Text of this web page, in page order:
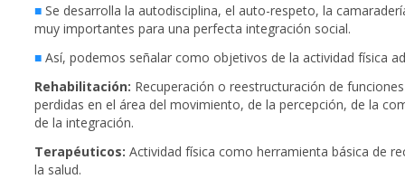
■ Se desarrolla la autodisciplina, el auto-respeto, la
muy importantes para una perfecta integración social.
■ Así, podemos señalar como objetivos de la actividad física
Rehabilitación: Recuperación o reestructuración de
perdidas en el área del movimiento, de la percepción, de la
de la integración.
Terapéuticos: Actividad física como herramienta básica de
la salud.